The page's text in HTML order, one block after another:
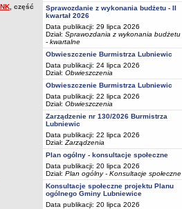
, część
Sprawozdanie z wykonania budżetu - II
kwartał 2026
Data publikacji: 29 lipca 2026
Dział: Sprawozdania z wykonania budżetu
- kwartalne
Obwieszczenie Burmistrza Lubniewic
Data publikacji: 24 lipca 2026
Dział: Obwieszczenia
Obwieszczenie Burmistrza Lubniewic
Data publikacji: 22 lipca 2026
Dział: Obwieszczenia
Zarządzenie nr 130/2026 Burmistrza
Lubniewic
Data publikacji: 22 lipca 2026
Dział: Zarządzenia
Plan ogólny - konsultacje społeczne
Data publikacji: 20 lipca 2026
Dział: Plan ogólny - Konsultacje społeczne
Konsultacje społeczne projektu Planu
ogólnego Gminy Lubniewice
Data publikacji: 20 lipca 2026